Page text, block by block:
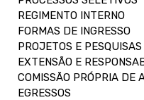
REGIMENTO INTERNO
FORMAS DE INGRESSO
PROJETOS E PESQUISAS
EXTENSÃO E
COMISSÃO PRÓPRIA DE
EGRESSOS